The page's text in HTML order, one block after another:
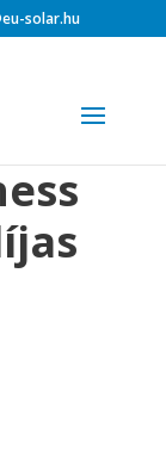
solar.hu